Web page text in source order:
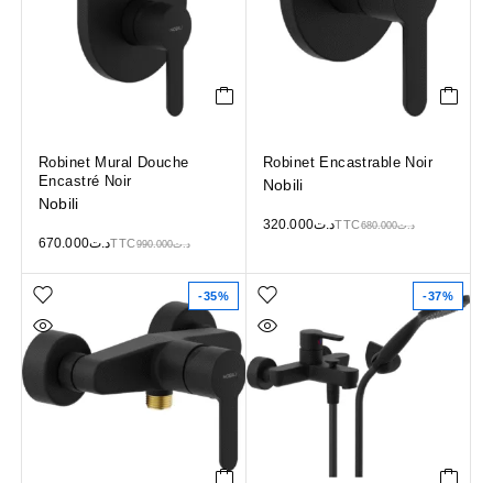
Robinet Mural Douche
Encastré Noir
Nobili
د.ت990.000 د.ت670.000 TTC
Robinet Encastrable Noir
Nobili
د.ت680.000 د.ت320.000 TTC
-35% -37%